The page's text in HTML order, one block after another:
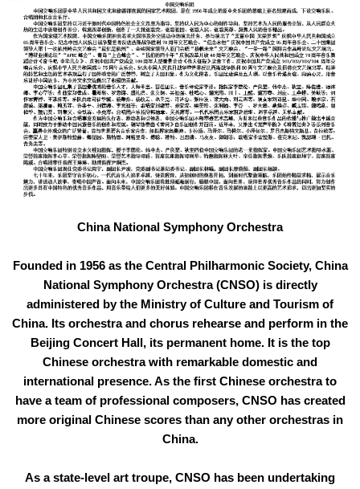
China National Symphony Orchestra
Founded in 1956 as the Central Philharmonic Society, China
National Symphony Orchestra (CNSO) is directly
administered by the Ministry of Culture and Tourism of
China. Its orchestra and chorus rehearse and perform in the
Beijing Concert Hall, its permanent home. It is the top
Chinese orchestra with remarkable domestic and
international presence. As the first Chinese orchestra to
have a team of professional composers, CNSO has created
more original Chinese scores than any other orchestras in
China.
As a state-level art troupe, CNSO has been undertaking